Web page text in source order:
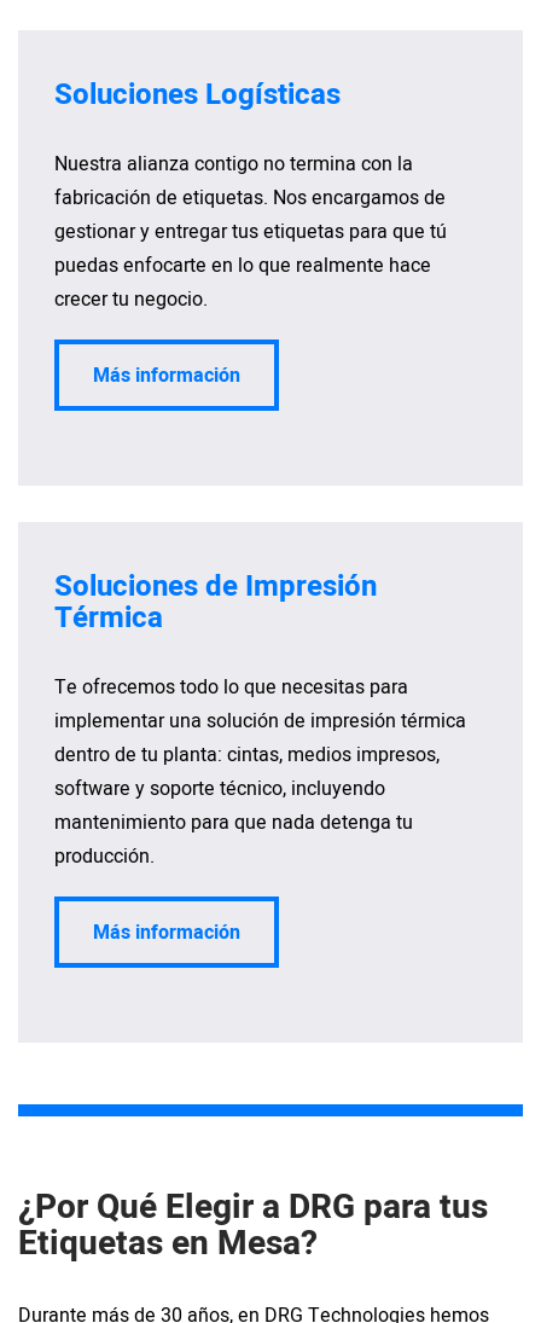
Soluciones Logísticas
Nuestra alianza contigo no termina con la
fabricación de etiquetas. Nos encargamos de
gestionar y entregar tus etiquetas para que tú
puedas enfocarte en lo que realmente hace
crecer tu negocio.
Más información
Soluciones de Impresión
Térmica
Te ofrecemos todo lo que necesitas para
implementar una solución de impresión térmica
dentro de tu planta: cintas, medios impresos,
software y soporte técnico, incluyendo
mantenimiento para que nada detenga tu
producción.
Más información
¿Por Qué Elegir a DRG para tus
Etiquetas en Mesa?
Durante más de 30 años, en DRG Technologies hemos